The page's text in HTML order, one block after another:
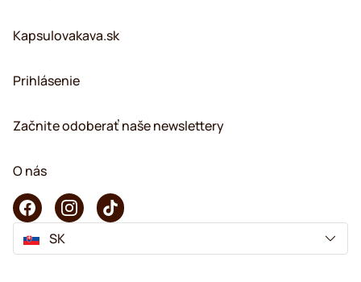
Kapsulovakava.sk
Prihlásenie
Začnite odoberať naše newslettery
O nás
SK